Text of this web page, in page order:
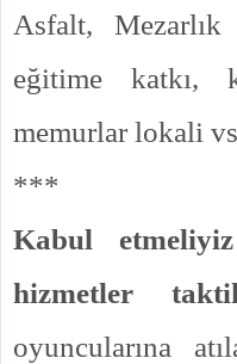
Asfalt, Mezarlık
eğitime katkı,
memurlar lokali
***
Kabul
hizmetler
oyuncularına